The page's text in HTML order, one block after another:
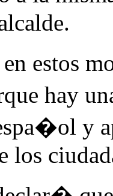
estos
hay
y
los